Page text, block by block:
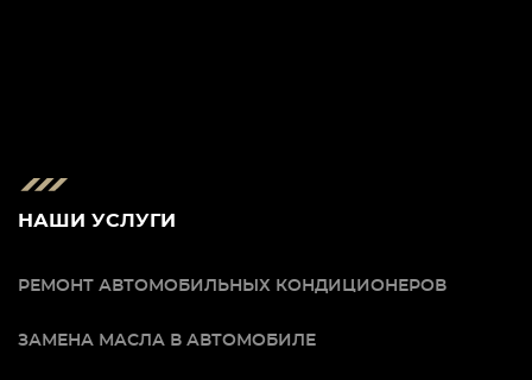
НАШИ УСЛУГИ
РЕМОНТ АВТОМОБИЛЬНЫХ КОНДИЦИОНЕРОВ
ЗАМЕНА МАСЛА В АВТОМОБИЛЕ